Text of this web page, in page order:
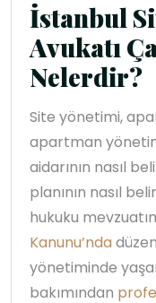
İstanbul
Avukatı
Nelerdir?
Site yönetimi,
apartman
aidarının nasıl
planının nasıl
hukuku
Kanunu’nda
yönetiminde
bakımından